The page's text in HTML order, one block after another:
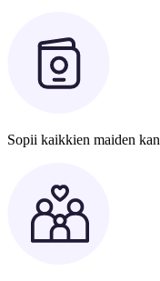
Sopii kaikkien maiden